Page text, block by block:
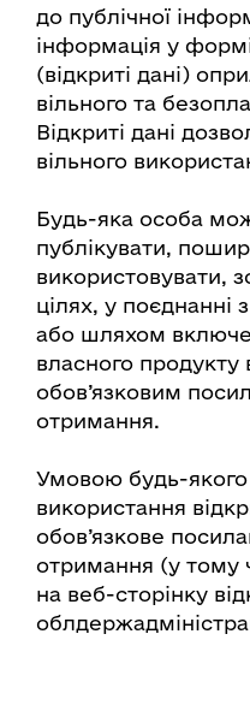
до публічної
інформація у
(відкриті дані)
вільного та
Відкриті дані
вільного
Будь-яка особа
публікувати,
використовувати,
цілях, у
або шляхом
власного продукту
обов’язковим
отримання.
Умовою будь-
використання
обов’язкове
отримання (у тому
на веб-сторінку